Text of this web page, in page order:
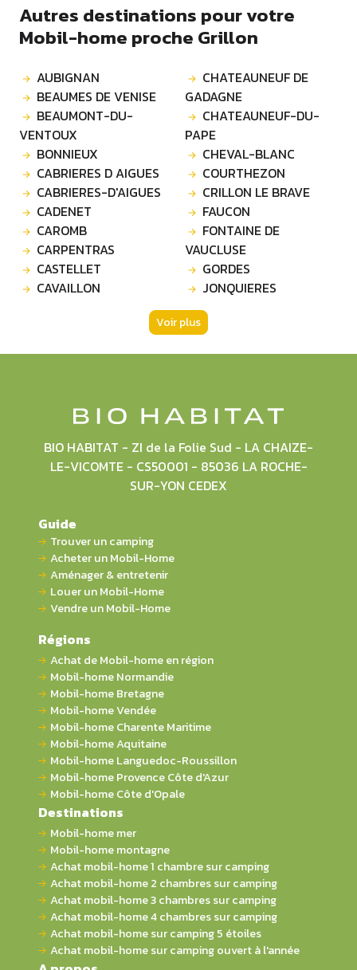
Autres destinations pour votre
Mobil-home proche Grillon
AUBIGNAN
BEAUMES DE VENISE
BEAUMONT-DU-
VENTOUX
BONNIEUX
CABRIERES D AIGUES
CABRIERES-D'AIGUES
CADENET
CAROMB
CARPENTRAS
CASTELLET
CAVAILLON
CHATEAUNEUF DE
GADAGNE
CHATEAUNEUF-DU-
PAPE
CHEVAL-BLANC
COURTHEZON
CRILLON LE BRAVE
FAUCON
FONTAINE DE
VAUCLUSE
GORDES
JONQUIERES
Voir plus
BIO HABITAT - ZI de la Folie Sud - LA CHAIZE-
LE-VICOMTE - CS50001 - 85036 LA ROCHE-
SUR-YON CEDEX
Guide
Trouver un camping
Acheter un Mobil-Home
Aménager & entretenir
Louer un Mobil-Home
Vendre un Mobil-Home
Régions
Achat de Mobil-home en région
Mobil-home Normandie
Mobil-home Bretagne
Mobil-home Vendée
Mobil-home Charente Maritime
Mobil-home Aquitaine
Mobil-home Languedoc-Roussillon
Mobil-home Provence Côte d'Azur
Mobil-home Côte d'Opale
Destinations
Mobil-home mer
Mobil-home montagne
Achat mobil-home 1 chambre sur camping
Achat mobil-home 2 chambres sur camping
Achat mobil-home 3 chambres sur camping
Achat mobil-home 4 chambres sur camping
Achat mobil-home sur camping 5 étoiles
Achat mobil-home sur camping ouvert à l'année